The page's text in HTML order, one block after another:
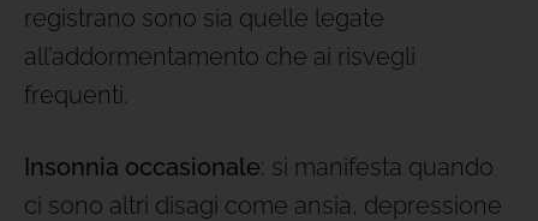
registrano sono sia quelle legate
all’addormentamento che ai risvegli
frequenti.
Insonnia occasionale: si manifesta quando
ci sono altri disagi come ansia, depressione